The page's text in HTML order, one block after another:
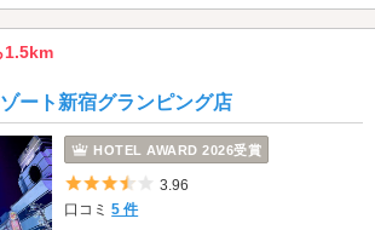
1.5km
ート新宿グランピング店
HOTEL AWARD 2026受賞
5つ星のうち3.5
3.96
口コミ5 件